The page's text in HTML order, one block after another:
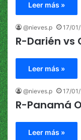
Leer más »
@nieves.p 17/
R-Darién vs
Leer más »
@nieves.p 17/
R-Panamá
Leer más »